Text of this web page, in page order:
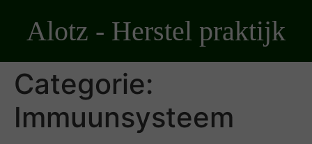
Alotz - Herstel praktijk
Categorie:
Immuunsysteem